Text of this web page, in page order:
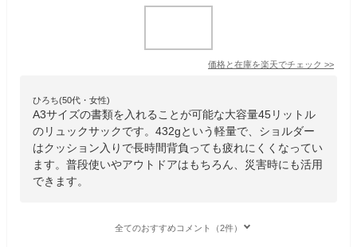
価格と在庫を楽天でチェック >>
ひろち(50代・女性)
A3サイズの書類を入れることが可能な大容量45リットル
のリュックサックです。432gという軽量で、ショルダー
はクッション入りで長時間背負っても疲れにくくなってい
ます。普段使いやアウトドアはもちろん、災害時にも活用
できます。
全てのおすすめコメント（2件）